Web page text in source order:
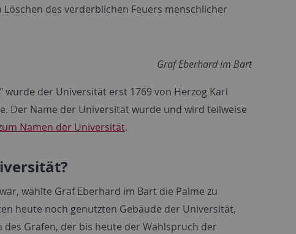
des verderblichen Feuers menschlicher
Graf Eberhard im Bart
der Universität erst 1769 von Herzog Karl
Der Name der Universität wurde und wird teilweise
Namen der Universität.
wählte Graf Eberhard im Bart die Palme zu
heute noch genutzten Gebäude der Universität,
Grafen, der bis heute der Wahlspruch der